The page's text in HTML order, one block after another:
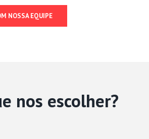
NOSSA EQUIPE
nos escolher?